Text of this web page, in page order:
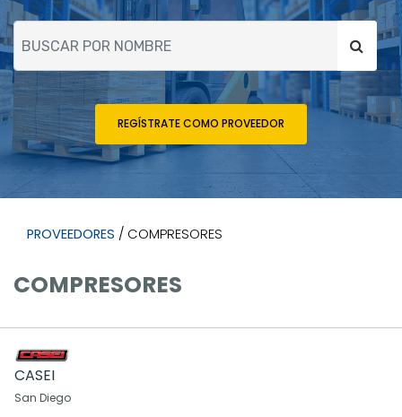
REGÍSTRATE COMO PROVEEDOR
PROVEEDORES / COMPRESORES
COMPRESORES
CASEI
San Diego